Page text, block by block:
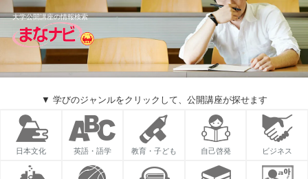
大学公開講座の情報検索
▼ 学びのジャンルをクリックして、公開講座が探せます
日本文化 英語・語学 教育・子ども 自己啓発 ビジネス